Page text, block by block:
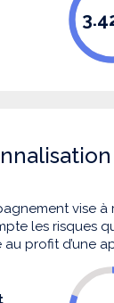
vise
les risques
profit d’une